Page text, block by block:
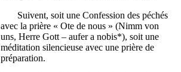
Suivent, soit une Confession des péchés
avec la prière « Ote de nous » (Nimm von
uns, Herre Gott – aufer a nobis*), soit une
méditation silencieuse avec une prière de
préparation.